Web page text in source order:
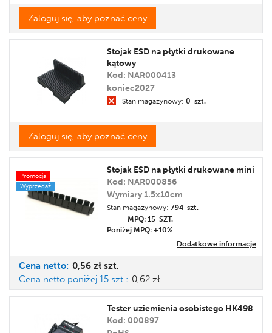
Zaloguj się, aby poznać ceny
Stojak ESD na płytki drukowane
kątowy
Kod: NAR000413
koniec2027
Stan magazynowy: 0 szt.
Zaloguj się, aby poznać ceny
Promocja
Wyprzedaż
Stojak ESD na płytki drukowane mini
Kod: NAR000856
Wymiary 1.5x10cm
Stan magazynowy: 794 szt.
MPQ: 15 SZT.
Poniżej MPQ: +10%
Dodatkowe informacje
Cena netto: 0,56 zł szt.
Cena netto poniżej 15 szt.: 0,62 zł
Tester uziemienia osobistego HK498
Kod: 000897